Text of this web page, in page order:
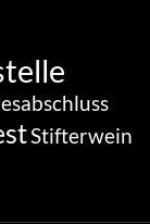
Stifterwein